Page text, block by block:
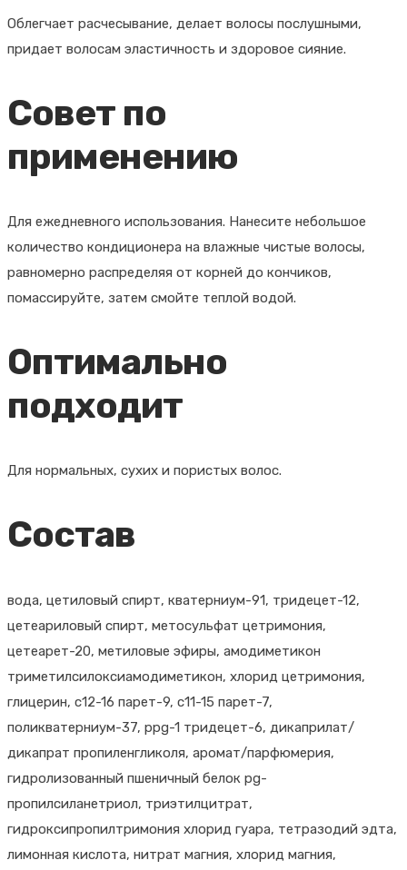
Облегчает расчесывание, делает волосы послушными,
придает волосам эластичность и здоровое сияние.
Совет по
применению
Для ежедневного использования. Нанесите небольшое
количество кондиционера на влажные чистые волосы,
равномерно распределяя от корней до кончиков,
помассируйте, затем смойте теплой водой.
Оптимально
подходит
Для нормальных, сухих и пористых волос.
Состав
вода, цетиловый спирт, кватерниум-91, тридецет-12,
цетеариловый спирт, метосульфат цетримония,
цетеарет-20, метиловые эфиры, амодиметикон
триметилсилоксиамодиметикон, хлорид цетримония,
глицерин, c12-16 парет-9, c11-15 парет-7,
поликватерниум-37, ppg-1 тридецет-6, дикаприлат/
дикапрат пропиленгликоля, аромат/парфюмерия,
гидролизованный пшеничный белок pg-
пропилсиланетриол, триэтилцитрат,
гидроксипропилтримония хлорид гуара, тетразодий эдта,
лимонная кислота, нитрат магния, хлорид магния,